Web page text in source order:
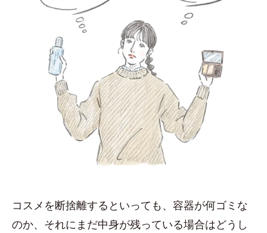
コスメを断捨離するといっても、容器が何ゴミな
のか、それにまだ中身が残っている場合はどうし